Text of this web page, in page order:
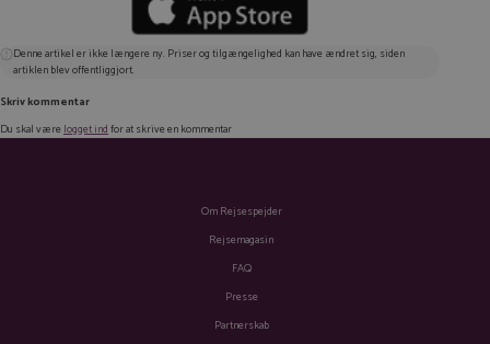
Denne artikel er ikke længere ny. Priser og tilgængelighed kan have ændret sig, siden
artiklen blev offentliggjort.
Skriv kommentar
Du skal værelogget indfor at skrive en kommentar
Om Rejsespejder
Rejsemagasin
FAQ
Presse
Partnerskab